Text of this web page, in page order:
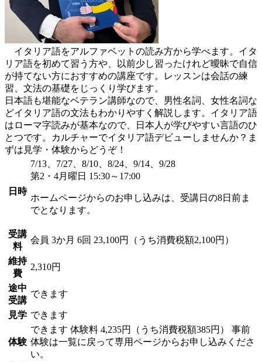
イタリア語をアルファベットの読み方から学べます。イタ
リア語を初めて習う方や、以前少し習ったけれど曖昧で自信
が持てない方におすすめの講座です。レッスンは会話の練
習、文法の基礎をじっくり学びます。
日本語も堪能なベテラン講師なので、男性名詞、女性名詞な
どイタリア語の文法もわかりやすく解説します。イタリア語
はローマ字読みが基本なので、日本人が学びやすい言語のひ
とつです。カルチャーでイタリア語デビューしませんか？ま
ずは見学・体験からどうぞ！
日時
7/13、7/27、8/10、8/24、9/14、9/28
第2・4月曜日 15:30～17:00
ホームページからのお申し込みは、受講日の8日前ま
でとなります。
受講
料
会員 3か月 6回 23,100円（うち消費税額2,100円）
維持
費
2,310円
途中
受講
できます
見学 できます
体験
できます 体験料 4,235円（うち消費税額385円） 事前
体験は一覧に戻って専用ページからお申し込みくださ
い。